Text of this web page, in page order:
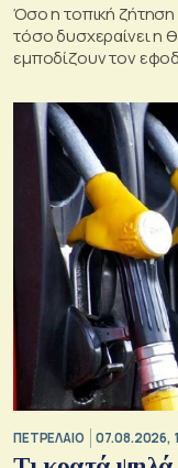
Όσο η τοπική ζήτηση
τόσο δυσχεραίνει η
εμποδίζουν τον
ΠΕΤΡΕΛΑΙΟ 07.08.2026,